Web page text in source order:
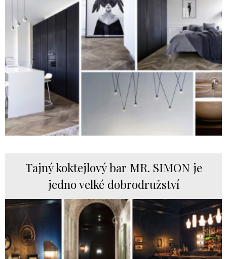
Tajný koktejlový bar MR. SIMON je
jedno velké dobrodružství